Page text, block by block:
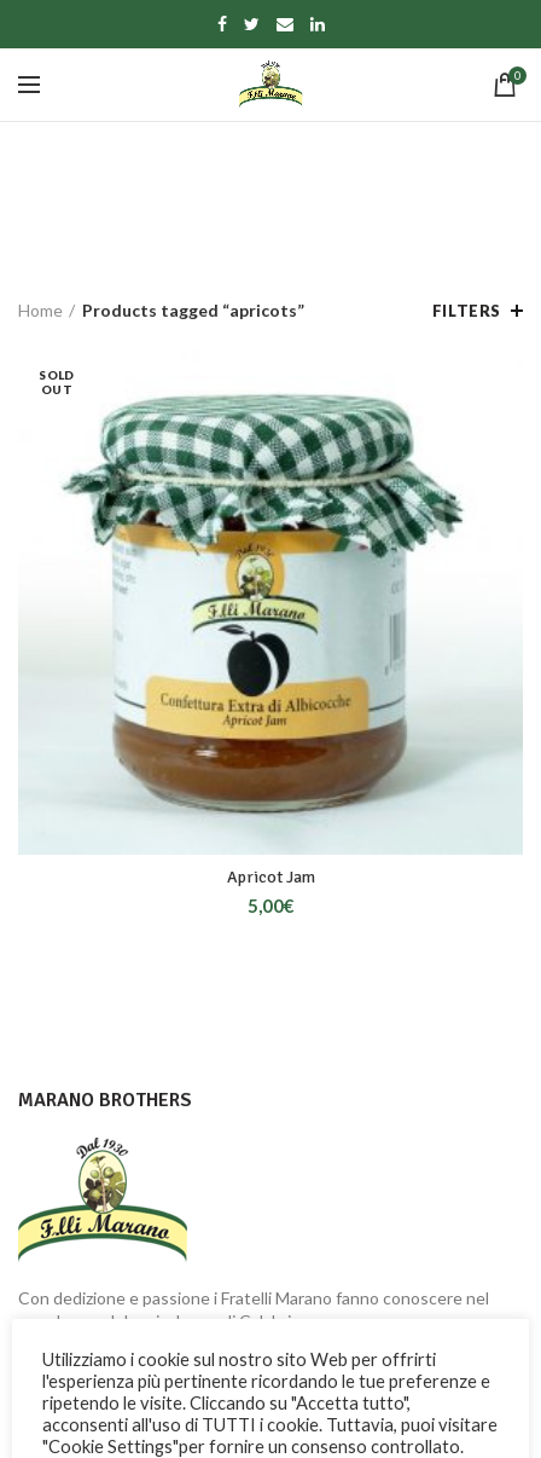
0
Home Products tagged “apricots” FILTERS
SOLD
OUT
Apricot Jam
5,00€
MARANO BROTHERS
Con dedizione e passione i Fratelli Marano fanno conoscere nel
mondo una dolce ricchezza di Calabria
Via Garibaldi, 3 -13 - 87032 Amantea (CS) ITALY
Phone: + 39 0982.41277
Fax: + 39 0982.428926
Utilizziamo i cookie sul nostro sito Web per offrirti
l'esperienza più pertinente ricordando le tue preferenze e
ripetendo le visite. Cliccando su "Accetta tutto",
acconsenti all'uso di TUTTI i cookie. Tuttavia, puoi visitare
"Cookie Settings"per fornire un consenso controllato.